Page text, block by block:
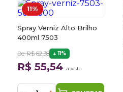
11%
Spray Verniz Alto Brilho
400ml 7503
De: R$ 62,38 11%
R$ 55,54 à vista